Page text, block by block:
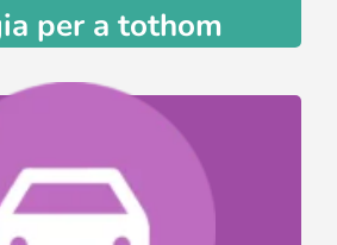
per a tothom
Ves-hi